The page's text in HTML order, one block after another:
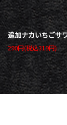
追加ナカいちごサ
290円(税込319円)